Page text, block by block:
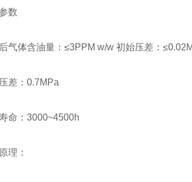
数
气体含油量： ≤3PPM w/w 初始压差：≤
差： 0.7MPa
命： 3000~4500h
理：